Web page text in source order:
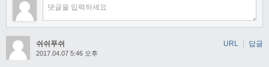
쉬쉬푸쉬
2017.04.07 5:46 오후
URL | 답글